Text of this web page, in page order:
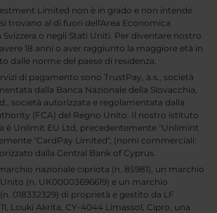
Limited non è in grado e non intende
trovano al di fuori dell'Area Economica
Svizzera o negli Stati Uniti. Per diventare nostro
18 anni o aver raggiunto la maggiore età in
dalle norme del paese di residenza.
di pagamento sono TrustPay, a.s., società
dalla Banca Nazionale della Slovacchia,
società autorizzata e regolamentata dalla
(FCA) del Regno Unito. Il nostro istituto
è Unlimit EU Ltd, precedentemente "Unlimint
"CardPay Limited", (nomi commerciali:
dalla Central Bank of Cyprus.
nazionale cipriota (n. 85981), un marchio
(n. UK00003696619) e un marchio
018332329) di proprietà e gestito da LF
Louki Akrita, CY-4044 Limassol, Cipro, una